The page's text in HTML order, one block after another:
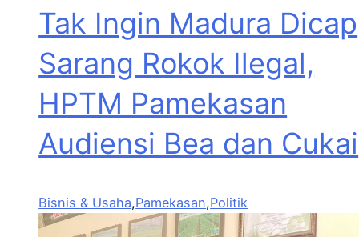
Tak Ingin Madura Dicap
Sarang Rokok Ilegal,
HPTM Pamekasan
Audiensi Bea dan Cukai
Bisnis & Usaha,Pamekasan,Politik